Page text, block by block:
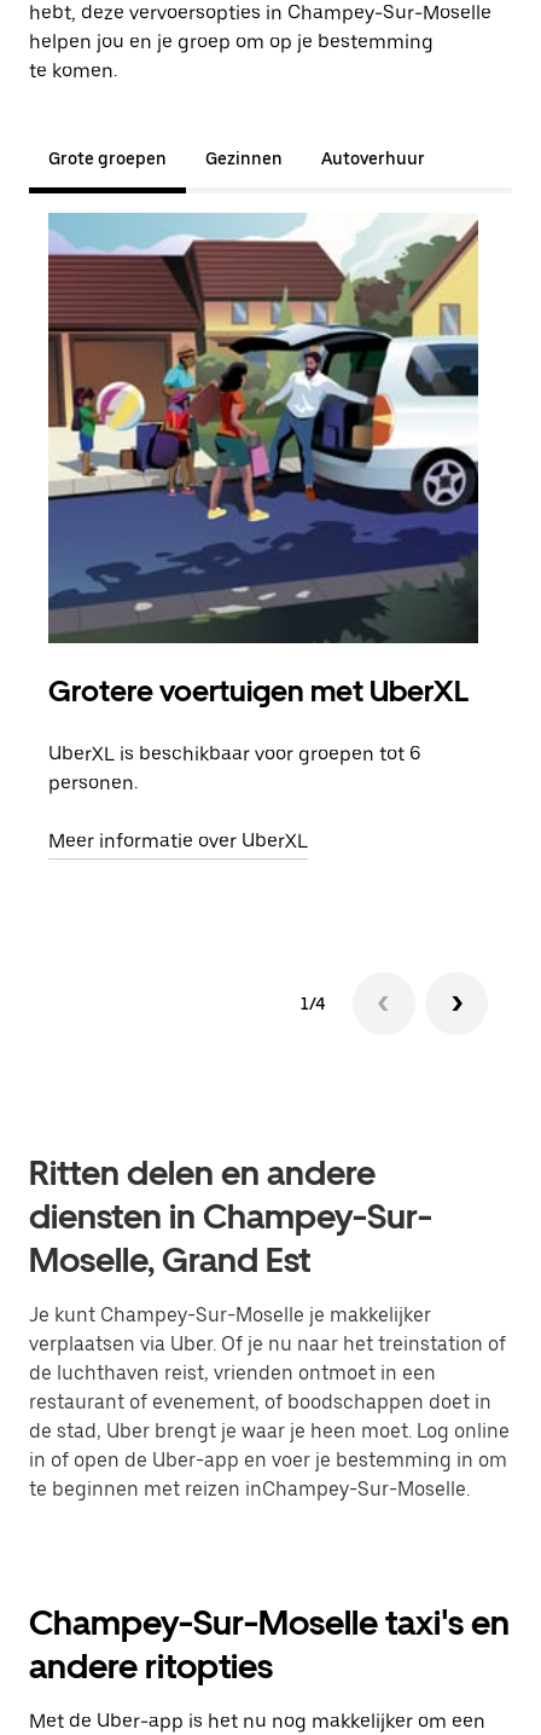
hebt, deze vervoersopties in Champey-Sur-Moselle
helpen jou en je groep om op je bestemming
te komen.
Grote groepen Gezinnen Autoverhuur
Grotere voertuigen met UberXL
UberXL is beschikbaar voor groepen tot 6
personen.
Meer informatie over UberXL
1/4
Ritten delen en andere
diensten in Champey-Sur-
Moselle, Grand Est
Je kunt Champey-Sur-Moselle je makkelijker
verplaatsen via Uber. Of je nu naar het treinstation of
de luchthaven reist, vrienden ontmoet in een
restaurant of evenement, of boodschappen doet in
de stad, Uber brengt je waar je heen moet. Log online
in of open de Uber-app en voer je bestemming in om
te beginnen met reizen inChampey-Sur-Moselle.
Champey-Sur-Moselle taxi's en
andere ritopties
Met de Uber-app is het nu nog makkelijker om een